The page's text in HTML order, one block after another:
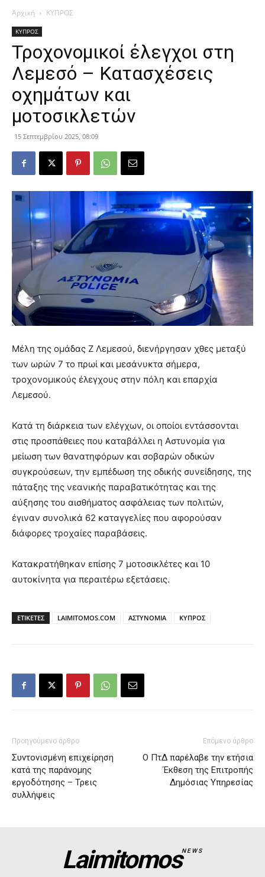
Αρχική ΚΥΠΡΟΣ
ΚΥΠΡΟΣ
Τροχονομικοί έλεγχοι στη
Λεμεσό – Κατασχέσεις
οχημάτων και
μοτοσικλετών
15 Σεπτεμβρίου 2025, 08:09
Μέλη της ομάδας Ζ Λεμεσού, διενήργησαν χθες μεταξύ
των ωρών 7 το πρωί και μεσάνυκτα σήμερα,
τροχονομικούς έλεγχους στην πόλη και επαρχία
Λεμεσού.
Κατά τη διάρκεια των ελέγχων, οι οποίοι εντάσσονται
στις προσπάθειες που καταβάλλει η Αστυνομία για
μείωση των θανατηφόρων και σοβαρών οδικών
συγκρούσεων, την εμπέδωση της οδικής συνείδησης, της
πάταξης της νεανικής παραβατικότητας και της
αύξησης του αισθήματος ασφάλειας των πολιτών,
έγιναν συνολικά 62 καταγγελίες που αφορούσαν
διάφορες τροχαίες παραβάσεις.
Κατακρατήθηκαν επίσης 7 μοτοσικλέτες και 10
αυτοκίνητα για περαιτέρω εξετάσεις.
ΕΤΙΚΕΤΕΣ LAIMITOMOS.COM ΑΣΤΥΝΟΜΙΑ ΚΥΠΡΟΣ
Προηγούμενο άρθρο
Συντονισμένη επιχείρηση
κατά της παράνομης
εργοδότησης – Τρεις
συλλήψεις
Επόμενο άρθρο
Ο ΠτΔ παρέλαβε την ετήσια
Έκθεση της Επιτροπής
Δημόσιας Υπηρεσίας
LaimitomosNEWS